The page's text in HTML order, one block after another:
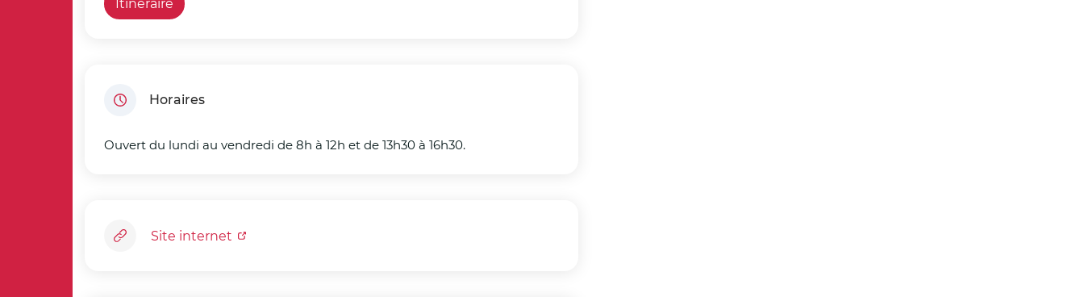
Itinéraire
Horaires
Ouvert du lundi au vendredi de 8h à 12h et de 13h30 à 16h30.
Site internet